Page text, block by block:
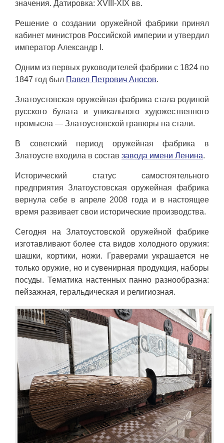
значения. Датировка: XVIII-XIX вв.
Решение о создании оружейной фабрики принял
кабинет министров Российской империи и утвердил
император Александр I.
Одним из первых руководителей фабрики с 1824 по
1847 год был Павел Петрович Аносов.
Златоустовская оружейная фабрика стала родиной
русского булата и уникального художественного
промысла — Златоустовской гравюры на стали.
В советский период оружейная фабрика в
Златоусте входила в состав завода имени Ленина.
Исторический статус самостоятельного
предприятия Златоустовская оружейная фабрика
вернула себе в апреле 2008 года и в настоящее
время развивает свои исторические производства.
Сегодня на Златоустовской оружейной фабрике
изготавливают более ста видов холодного оружия:
шашки, кортики, ножи. Граверами украшается не
только оружие, но и сувенирная продукция, наборы
посуды. Тематика настенных панно разнообразна:
пейзажная, геральдическая и религиозная.